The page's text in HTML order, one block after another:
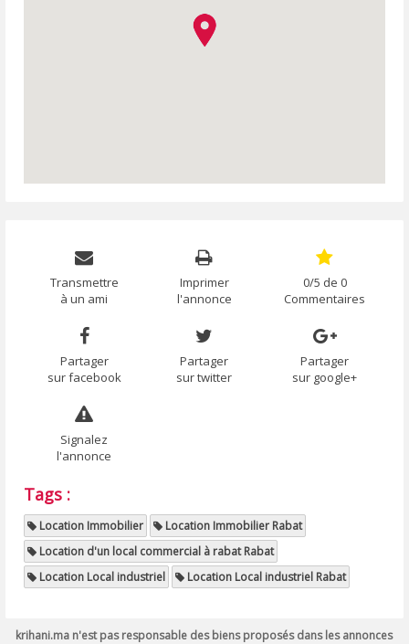
Transmettre
à un ami
Imprimer
l'annonce
0/5 de 0
Commentaires
Partager
sur facebook
Partager
sur twitter
Partager
sur google+
Signalez
l'annonce
Tags :
Location Immobilier
Location Immobilier Rabat
Location d'un local commercial à rabat Rabat
Location Local industriel
Location Local industriel Rabat
krihani.ma n'est pas responsable des biens proposés dans les annonces